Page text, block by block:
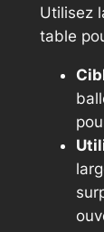
Utilisez
table